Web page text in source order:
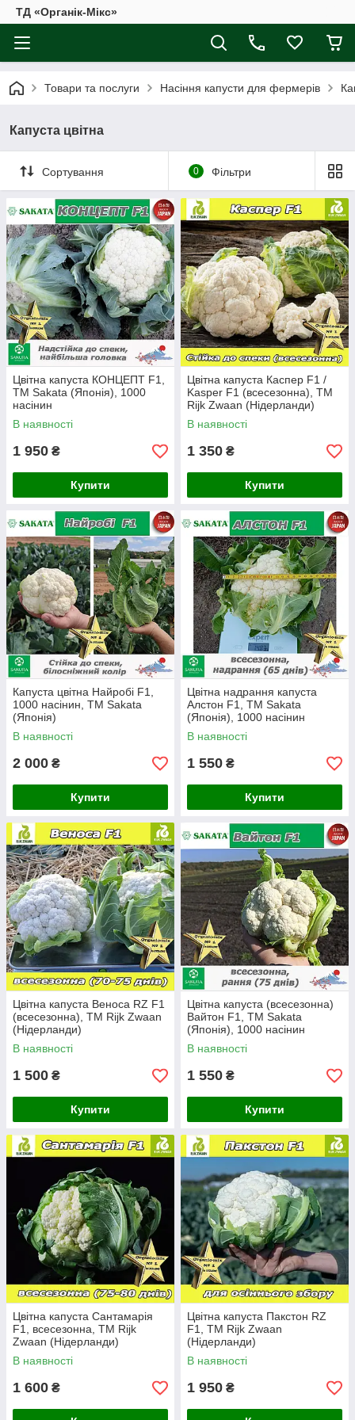
ТД «Органік-Мікс»
Товари та послуги Насіння капусти для фермерів
Капуста цвітна
Сортування 0 Фільтри
Цвітна капуста КОНЦЕПТ F1,
ТМ Sakata (Японія), 1000
насінин
В наявності
1 950 ₴
Купити
Цвітна капуста Каспер F1 /
Kasper F1 (всесезонна), ТМ
Rijk Zwaan (Нідерланди)
В наявності
1 350 ₴
Купити
Капуста цвітна Найробі F1,
1000 насінин, ТМ Sakata
(Японія)
В наявності
2 000 ₴
Купити
Цвітна надрання капуста
Алстон F1, ТМ Sakata
(Японія), 1000 насінин
В наявності
1 550 ₴
Купити
Цвітна капуста Веноса RZ F1
(всесезонна), ТМ Rijk Zwaan
(Нідерланди)
В наявності
1 500 ₴
Купити
Цвітна капуста (всесезонна)
Вайтон F1, ТМ Sakata
(Японія), 1000 насінин
В наявності
1 550 ₴
Купити
Цвітна капуста Сантамарія
F1, всесезонна, ТМ Rijk
Zwaan (Нідерланди)
В наявності
1 600 ₴
Цвітна капуста Пакстон RZ
F1, ТМ Rijk Zwaan
(Нідерланди)
В наявності
1 950 ₴